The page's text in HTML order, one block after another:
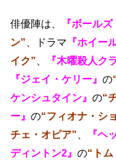
俳優陣は、 『ボールズ
ン” 、ドラマ 『ホイー
イク”
『木曜殺人ク
『ジェイ・ケリー』 の
ケンシュタイン』 の“
ー』 の“フィオナ・シ
チェ・オピア”
『ヘ
ディントン2』 の“トム